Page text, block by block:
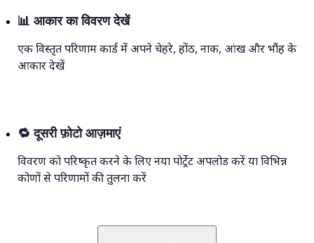
📊 आकार का विवरण देखें
एक विस्तृत परिणाम कार्ड में अपने चेहरे, होंठ, नाक, आंख और भौंह के
आकार देखें
🔁 दूसरी फ़ोटो आज़माएं
विवरण को परिष्कृत करने के लिए नया पोर्ट्रेट अपलोड करें या विभिन्न
कोणों से परिणामों की तुलना करें